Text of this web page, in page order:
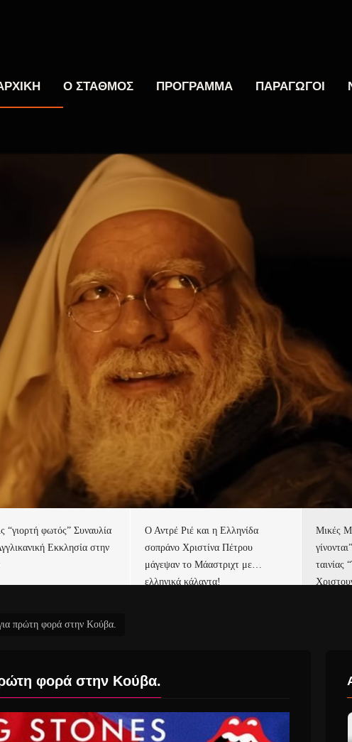
Ο ΣΤΑΘΜΟΣ ΠΡΟΓΡΑΜΜΑ ΠΑΡΑΓΩΓΟΙ
“γιορτή φωτός” Συναυλία
Εκκλησία στην
Ο Αντρέ Ριέ και η Ελληνίδα
σοπράνο Χριστίνα Πέτρου
μάγεψαν το Μάαστριχτ με…
ελληνικά κάλαντα!
Μικές
ταινίας
πρώτη φορά στην Κούβα.
φορά στην Κούβα.